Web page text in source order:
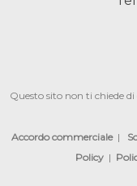
Questo sito non ti chiede
Accordo commerciale|
Policy|